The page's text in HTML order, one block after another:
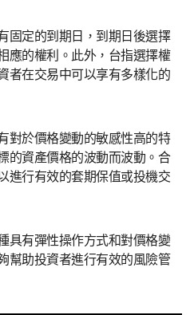
固定的到期日，到期日後選擇
應的權利。此外，台指選擇權
者在交易中可以享有多樣化的
對於價格變動的敏感性高的特
的資產價格的波動而波動。合
進行有效的套期保值或投機交
具有彈性操作方式和對價格變
幫助投資者進行有效的風險管